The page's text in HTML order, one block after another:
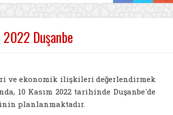
Duşanbe
ve ekonomik ilişkileri değerlendirmek
10 Kasım 2022 tarihinde Duşanbe'de
planlanmaktadır.